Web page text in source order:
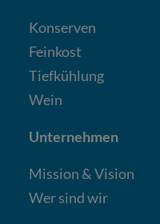
Konserven
Feinkost
Tiefkühlung
Wein
Unternehmen
Mission & Vision
Wer sind wir